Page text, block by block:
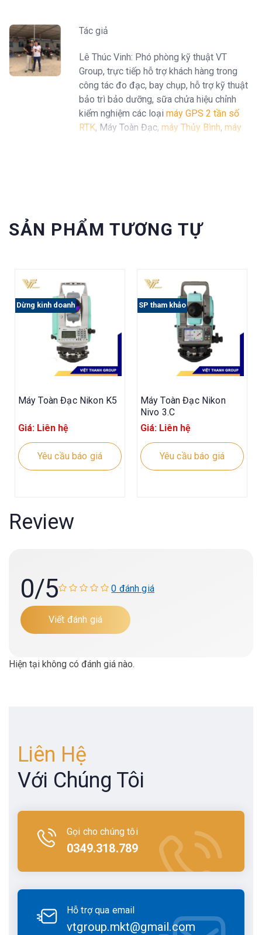
Tác giả
Lê Thúc Vinh: Phó phòng kỹ thuật VT
Group, trực tiếp hỗ trợ khách hàng trong
công tác đo đạc, bay chụp, hỗ trợ kỹ thuật
bảo trì bảo dưỡng, sữa chửa hiệu chỉnh
kiểm nghiệm các loại máy GPS 2 tần số
RTK, Máy Toàn Đạc, máy Thủy Bình, máy
SẢN PHẨM TƯƠNG TỰ
Dừng kinh doanh
Máy Toàn Đạc Nikon K5
Giá: Liên hệ
Yêu cầu báo giá
SP tham khảo
Máy Toàn Đạc Nikon
Nivo 3.C
Giá: Liên hệ
Yêu cầu báo giá
Review
0/5 0 đánh giá
Viết đánh giá
Hiện tại không có đánh giá nào.
Liên Hệ
Với Chúng Tôi
Gọi cho chúng tôi
0349.318.789
Hỗ trợ qua email
vtgroup.mkt@gmail.com